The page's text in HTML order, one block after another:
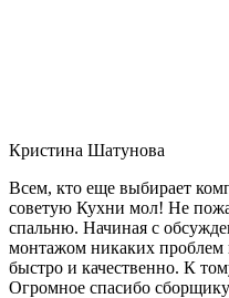
Кристина Шатунова
Всем, кто еще выбирает
советую Кухни мол! Не
спальню. Начиная с
монтажом никаких проблем
быстро и качественно. К
Огромное спасибо сборщику